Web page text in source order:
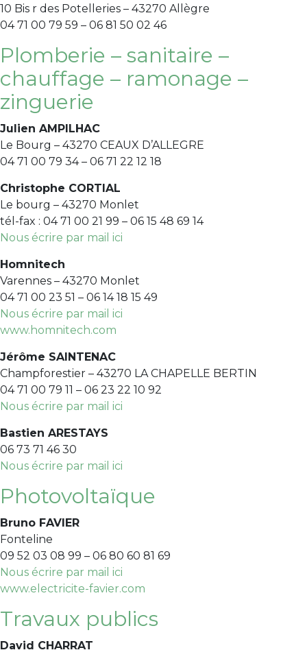
10 Bis r des Potelleries – 43270 Allègre
04 71 00 79 59 – 06 81 50 02 46
Plomberie – sanitaire –
chauffage – ramonage –
zinguerie
Julien AMPILHAC
Le Bourg – 43270 CEAUX D’ALLEGRE
04 71 00 79 34 – 06 71 22 12 18
Christophe CORTIAL
Le bourg – 43270 Monlet
tél-fax : 04 71 00 21 99 – 06 15 48 69 14
Nous écrire par mail ici
Homnitech
Varennes – 43270 Monlet
04 71 00 23 51 – 06 14 18 15 49
Nous écrire par mail ici
www.homnitech.com
Jérôme SAINTENAC
Champforestier – 43270 LA CHAPELLE BERTIN
04 71 00 79 11 – 06 23 22 10 92
Nous écrire par mail ici
Bastien ARESTAYS
06 73 71 46 30
Nous écrire par mail ici
Photovoltaïque
Bruno FAVIER
Fonteline
09 52 03 08 99 – 06 80 60 81 69
Nous écrire par mail ici
www.electricite-favier.com
Travaux publics
David CHARRAT